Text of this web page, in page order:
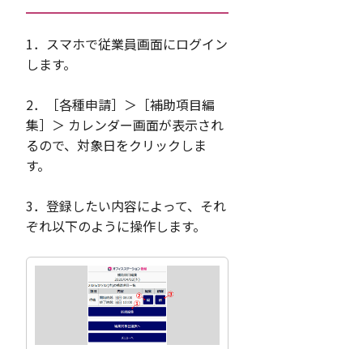
1．スマホで従業員画面にログイン
します。
2．［各種申請］＞［補助項目編
集］＞ カレンダー画面が表示され
るので、対象日をクリックしま
す。
3．登録したい内容によって、それ
ぞれ以下のように操作します。